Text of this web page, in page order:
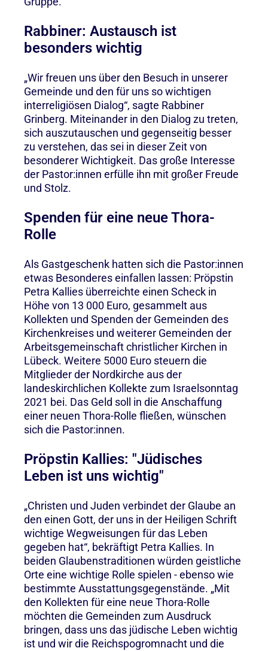
Rabbiner: Austausch ist
besonders wichtig
„Wir freuen uns über den Besuch in unserer
Gemeinde und den für uns so wichtigen
interreligiösen Dialog“, sagte Rabbiner
Grinberg. Miteinander in den Dialog zu treten,
sich auszutauschen und gegenseitig besser
zu verstehen, das sei in dieser Zeit von
besonderer Wichtigkeit. Das große Interesse
der Pastor:innen erfülle ihn mit großer Freude
und Stolz.
Spenden für eine neue Thora-
Rolle
Als Gastgeschenk hatten sich die Pastor:innen
etwas Besonderes einfallen lassen: Pröpstin
Petra Kallies überreichte einen Scheck in
Höhe von 13 000 Euro, gesammelt aus
Kollekten und Spenden der Gemeinden des
Kirchenkreises und weiterer Gemeinden der
Arbeitsgemeinschaft christlicher Kirchen in
Lübeck. Weitere 5000 Euro steuern die
Mitglieder der Nordkirche aus der
landeskirchlichen Kollekte zum Israelsonntag
2021 bei. Das Geld soll in die Anschaffung
einer neuen Thora-Rolle fließen, wünschen
sich die Pastor:innen.
Pröpstin Kallies: "Jüdisches
Leben ist uns wichtig"
„Christen und Juden verbindet der Glaube an
den einen Gott, der uns in der Heiligen Schrift
wichtige Wegweisungen für das Leben
gegeben hat“, bekräftigt Petra Kallies. In
beiden Glaubenstraditionen würden geistliche
Orte eine wichtige Rolle spielen - ebenso wie
bestimmte Ausstattungsgegenstände. „Mit
den Kollekten für eine neue Thora-Rolle
möchten die Gemeinden zum Ausdruck
bringen, dass uns das jüdische Leben wichtig
ist und wir die Reichspogromnacht und die